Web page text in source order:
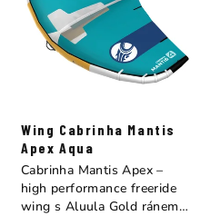
Wing Cabrinha Mantis
Apex Aqua
Cabrinha Mantis Apex –
high performance freeride
wing s Aluula Gold ránem.